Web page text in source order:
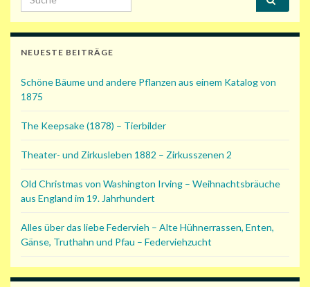
NEUESTE BEITRÄGE
Schöne Bäume und andere Pflanzen aus einem Katalog von
1875
The Keepsake (1878) – Tierbilder
Theater- und Zirkusleben 1882 – Zirkusszenen 2
Old Christmas von Washington Irving – Weihnachtsbräuche
aus England im 19. Jahrhundert
Alles über das liebe Federvieh – Alte Hühnerrassen, Enten,
Gänse, Truthahn und Pfau – Federviehzucht